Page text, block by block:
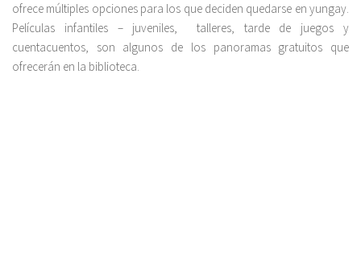
ofrece múltiples opciones para los que deciden quedarse en yungay.
Películas infantiles – juveniles, talleres, tarde de juegos y
cuentacuentos, son algunos de los panoramas gratuitos que
ofrecerán en la biblioteca.